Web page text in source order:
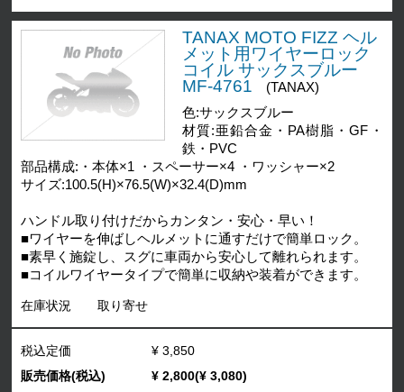
TANAX MOTO FIZZ ヘル
メット用ワイヤーロック
コイル サックスブルー
MF-4761
(TANAX)
色:サックスブルー
材質:亜鉛合金・PA樹脂・GF・
鉄・PVC
部品構成:・本体×1 ・スペーサー×4 ・ワッシャー×2
サイズ:100.5(H)×76.5(W)×32.4(D)mm
ハンドル取り付けだからカンタン・安心・早い！
■ワイヤーを伸ばしヘルメットに通すだけで簡単ロック。
■素早く施錠し、スグに車両から安心して離れられます。
■コイルワイヤータイプで簡単に収納や装着ができます。
在庫状況 取り寄せ
税込定価
¥ 3,850
販売価格(税込)
¥ 2,800(¥ 3,080)